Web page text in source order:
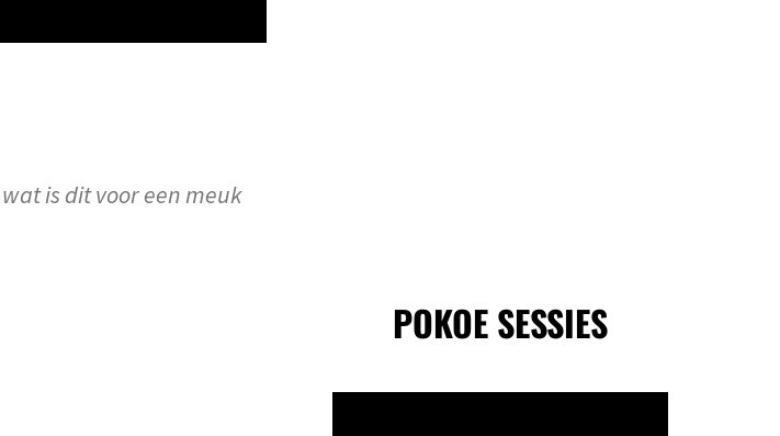
is dit voor een meuk
POKOE SESSIES